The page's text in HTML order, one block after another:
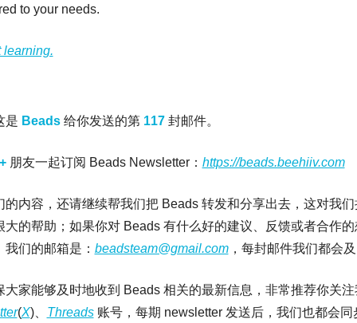
to your needs.
learning.
是 Beads 给你发送的第 117 封邮件。
朋友一起订阅 Beads Newsletter： https://beads.beehiiv.com
的内容，还请继续帮我们把 Beads 转发和分享出去，这对我
大的帮助；如果你对 Beads 有什么好的建议、反馈或者合作
们的邮箱是： beadsteam@gmail.com，每封邮件我们都会
大家能够及时地收到 Beads 相关的最新信息，非常推荐你关
(X)、 Threads 账号，每期 newsletter 发送后，我们也都会同